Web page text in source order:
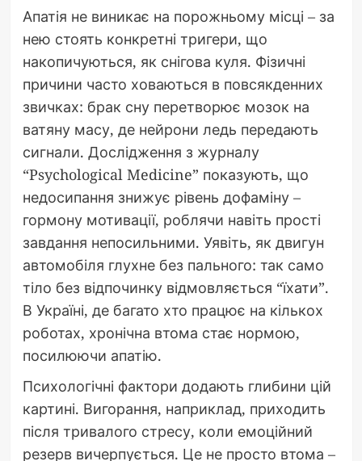
Апатія не виникає на порожньому місці – за
нею стоять конкретні тригери, що
накопичуються, як снігова куля. Фізичні
причини часто ховаються в повсякденних
звичках: брак сну перетворює мозок на
ватяну масу, де нейрони ледь передають
сигнали. Дослідження з журналу
“Psychological Medicine” показують, що
недосипання знижує рівень дофаміну –
гормону мотивації, роблячи навіть прості
завдання непосильними. Уявіть, як двигун
автомобіля глухне без пального: так само
тіло без відпочинку відмовляється “їхати”.
В Україні, де багато хто працює на кількох
роботах, хронічна втома стає нормою,
посилюючи апатію.
Психологічні фактори додають глибини цій
картині. Вигорання, наприклад, приходить
після тривалого стресу, коли емоційний
резерв вичерпується. Це не просто втома –